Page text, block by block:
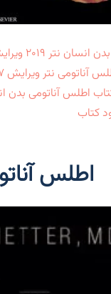
نتر ۲۰۱۹ ویرایش ۷
آناتومی نتر ویرایش ۷
اطلس آناتومی بدن
کتاب
اطلس آناتومی